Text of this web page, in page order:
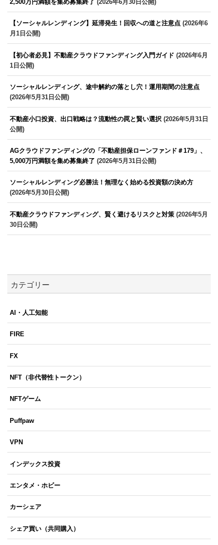
2,500万円満額を集め募集終了 (2026年6月30日公開)
【ソーシャルレンディング】延滞発生！回収への道と注意点 (2026年6
月1日公開)
【初心者必見】不動産クラウドファンディング入門ガイド (2026年6月
1日公開)
ソーシャルレンディング、途中解約の落とし穴！運用期間の注意点
(2026年5月31日公開)
不動産小口投資、出口戦略は？流動性の罠と賢い選択 (2026年5月31日
公開)
AGクラウドファンディングの「不動産担保ローンファンド＃179」、
5,000万円満額を集め募集終了 (2026年5月31日公開)
ソーシャルレンディング必勝法！無理なく始める投資額の決め方
(2026年5月30日公開)
不動産クラウドファンディング、賢く避けるリスクと対策 (2026年5月
30日公開)
カテゴリー
AI・人工知能
FIRE
FX
NFT（非代替性トークン）
NFTゲーム
Puffpaw
VPN
インデックス投資
エンタメ・ホビー
カーシェア
シェア買い（共同購入）